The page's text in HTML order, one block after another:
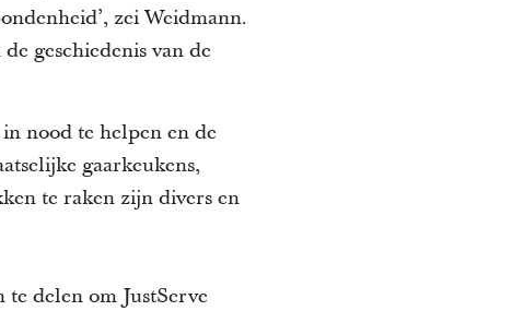
zei Weidmann.
geschiedenis van de
nood te helpen en de
gaarkeukens,
te raken zijn divers en
delen om JustServe